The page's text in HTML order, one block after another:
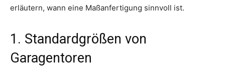
erläutern, wann eine Maßanfertigung sinnvoll ist.
1. Standardgrößen von
Garagentoren